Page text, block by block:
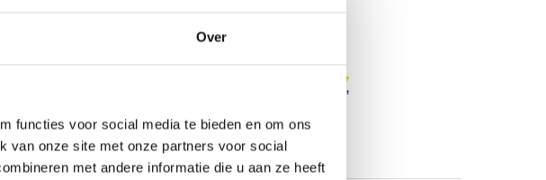
Over
functies voor social media te bieden en om ons
van onze site met onze partners voor social
met andere informatie die u aan ze heeft
Opties